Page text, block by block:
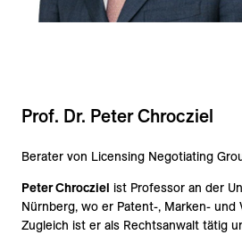
Prof. Dr. Peter Chrocziel
Berater von Licensing Negotiating
Peter Chrocziel ist Professor an der
Nürnberg, wo er Patent-, Marken-
Zugleich ist er als Rechtsanwalt tätig